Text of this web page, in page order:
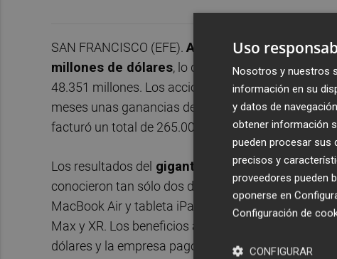
SAN FRANCISCO (EFE). Apple cerró su ejercicio
millones de dólares, lo que representa un
48.351 millones. Los accionistas de la empresa
meses unas ganancias de 11,91 dólares por título,
facturó un total de 265.000 millones de dólares, un
Los resultados del gigante tecnológico con
conocieron tan sólo dos días después de la
MacBook Air y tableta iPad, y en el mismo
Max y XR. Los beneficios antes de impuestos en
dólares y la empresa pagó a los accionistas unos
Uso
Nosotros y nuestros
información en su
y datos de
obtener información
pueden procesar sus
precisos y
proveedores pueden
oponerse en
Configuración de
CONFIGURAR